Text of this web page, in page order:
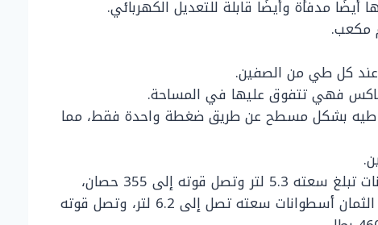
فهي تتفوق عليها في المساحة.
طيه بشكل مسطح عن طريق ضغطة واحدة فقط، مما
المحرك ذات دفع رباعي به ثماني إسطوانات تبلغ سعته 5.3 لتر وتصل قوته إلى 355 حصان،
ويصل عزم الدوران إلى 383 رطل، وباقي الثمان أسطوانات سعته تصل إلى 6.2 لتر، وتصل قوته